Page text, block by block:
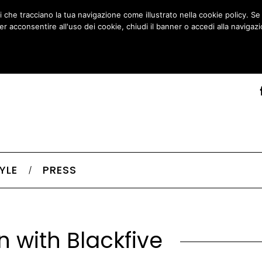
PRESS
with Blackfive
tracciano la tua navigazione come illustrato nella cookie policy.
acconsentire all'uso dei cookie, chiudi il banner o accedi alla